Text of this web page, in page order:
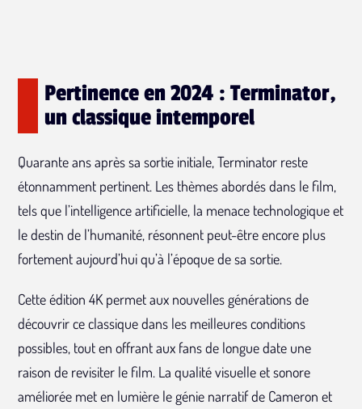
Pertinence en 2024 : Terminator,
un classique intemporel
Quarante ans après sa sortie initiale, Terminator reste
étonnamment pertinent. Les thèmes abordés dans le film,
tels que l’intelligence artificielle, la menace technologique et
le destin de l’humanité, résonnent peut-être encore plus
fortement aujourd’hui qu’à l’époque de sa sortie.
Cette édition 4K permet aux nouvelles générations de
découvrir ce classique dans les meilleures conditions
possibles, tout en offrant aux fans de longue date une
raison de revisiter le film. La qualité visuelle et sonore
améliorée met en lumière le génie narratif de Cameron et